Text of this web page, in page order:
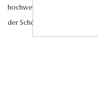
hochwertigen Edelsteinen
der Schönheit und Eleganz